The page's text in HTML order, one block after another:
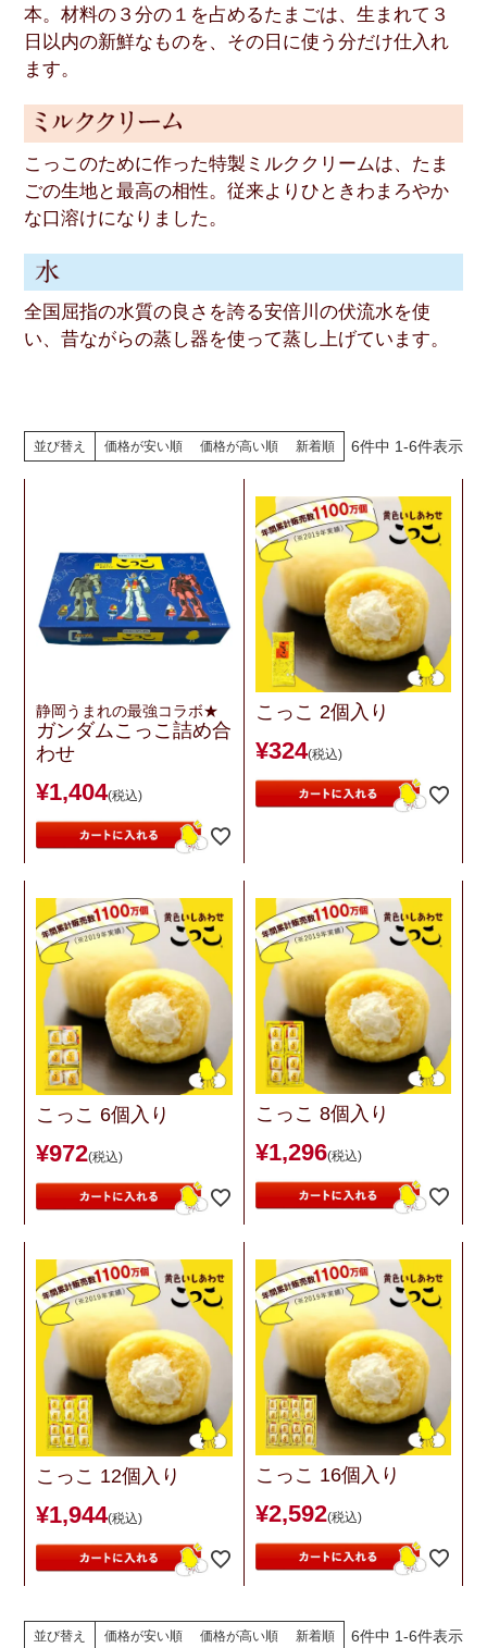
本。材料の３分の１を占めるたまごは、生まれて３
日以内の新鮮なものを、その日に使う分だけ仕入れ
ます。
こっこのために作った特製ミルククリームは、たま
ごの生地と最高の相性。従来よりひときわまろやか
な口溶けになりました。
全国屈指の水質の良さを誇る安倍川の伏流水を使
い、昔ながらの蒸し器を使って蒸し上げています。
並び替え 価格が安い順 価格が高い順 新着順 6件中 1-6件表示
静岡うまれの最強コラボ★
ガンダムこっこ詰め合
わせ
¥1,404 税込
こっこ 2個入り
¥324 税込
こっこ 6個入り
¥972 税込
こっこ 8個入り
¥1,296 税込
こっこ 12個入り
¥1,944 税込
こっこ 16個入り
¥2,592 税込
並び替え 価格が安い順 価格が高い順 新着順 6件中 1-6件表示